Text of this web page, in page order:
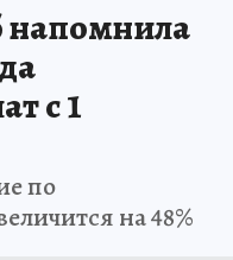
напомнила
с 1
по
на 48%